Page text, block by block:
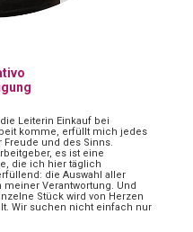
Leiterin Einkauf bei
komme, erfüllt mich jedes
und des Sinns.
es ist eine
die ich hier täglich
die Auswahl aller
Verantwortung. Und
Stück wird von Herzen
Wir suchen nicht einfach nur